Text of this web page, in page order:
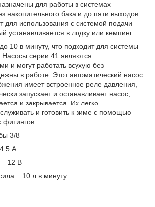
для работы в системах
накопительного бака и до пяти выходов.
для использования с системой подачи
устанавливается в лодку или кемпинг.
10 в минуту, что подходит для системы
Насосы серии 41 являются
и могут работать всухую без
в работе. Этот автоматический насос
имеет встроенное реле давления,
запускает и останавливает насос,
и закрывается. Их легко
и готовить к зиме с помощью
фитингов.
3/8
А
12 В
10 л в минуту